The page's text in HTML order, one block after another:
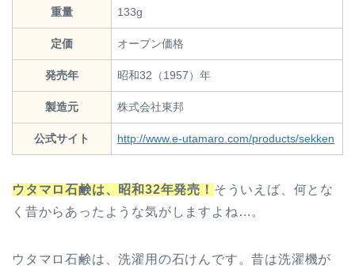
重量 133g
定価 オープン価格
発売年 昭和32（1957）年
製造元 株式会社東邦
公式サイト http://www.e-utamaro.com/products/sekken
ウタマロ石鹸は、昭和32年発売！ そういえば、何とな
く昔からあったような気がしますよね…。
ウタマロ石鹸は、洗濯用の石けんです。昔は洗濯機が